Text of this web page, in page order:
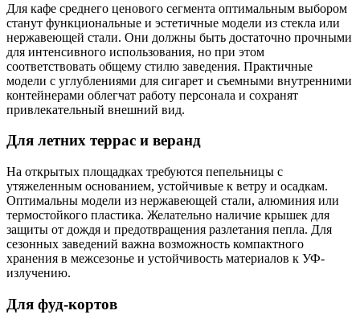
Для кафе среднего ценового сегмента оптимальным выбором
станут функциональные и эстетичные модели из стекла или
нержавеющей стали. Они должны быть достаточно прочными
для интенсивного использования, но при этом
соответствовать общему стилю заведения. Практичные
модели с углублениями для сигарет и съемными внутренними
контейнерами облегчат работу персонала и сохранят
привлекательный внешний вид.
Для летних террас и веранд
На открытых площадках требуются пепельницы с
утяжеленным основанием, устойчивые к ветру и осадкам.
Оптимальны модели из нержавеющей стали, алюминия или
термостойкого пластика. Желательно наличие крышек для
защиты от дождя и предотвращения разлетания пепла. Для
сезонных заведений важна возможность компактного
хранения в межсезонье и устойчивость материалов к УФ-
излучению.
Для фуд-кортов